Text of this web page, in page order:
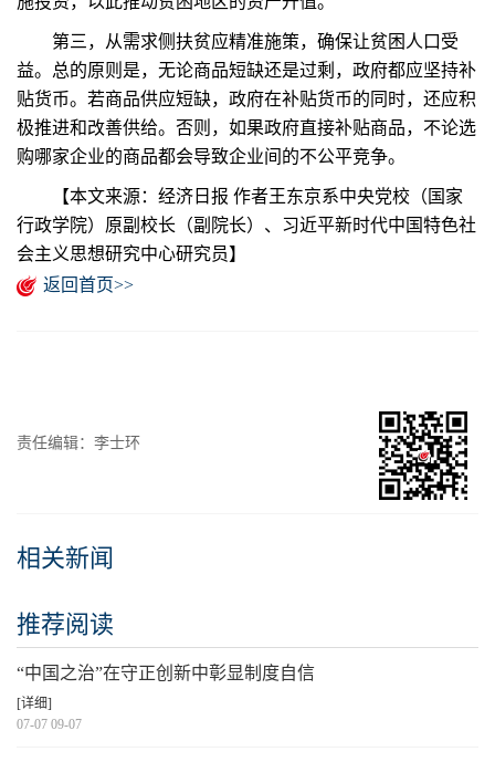
第三，从需求侧扶贫应精准施策，确保让贫困人口受
益。总的原则是，无论商品短缺还是过剩，政府都应坚持补
贴货币。若商品供应短缺，政府在补贴货币的同时，还应积
极推进和改善供给。否则，如果政府直接补贴商品，不论选
购哪家企业的商品都会导致企业间的不公平竞争。
【本文来源：经济日报 作者王东京系中央党校（国家
行政学院）原副校长（副院长）、习近平新时代中国特色社
会主义思想研究中心研究员】
返回首页>>
责任编辑：李士环
相关新闻
推荐阅读
“中国之治”在守正创新中彰显制度自信
[详细]
07-07 09-07